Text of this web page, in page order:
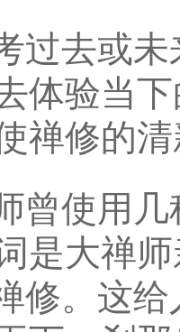
过去或
体验当
禅修的
曾使用
大禅师
修。这